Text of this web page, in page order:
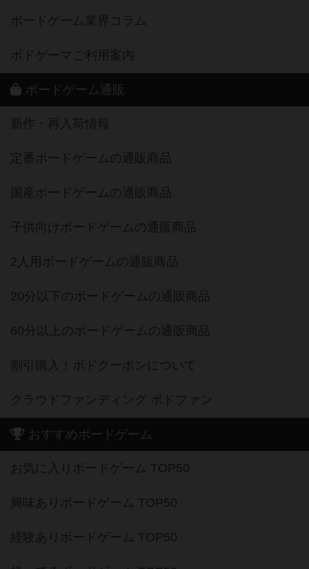
ボードゲーム業界コラム
ボドゲーマご利用案内
ボードゲーム通販
新作・再入荷情報
定番ボードゲームの通販商品
国産ボードゲームの通販商品
子供向けボードゲームの通販商品
2人用ボードゲームの通販商品
20分以下のボードゲームの通販商品
60分以上のボードゲームの通販商品
割引購入！ボドクーポンについて
クラウドファンディング ボドファン
おすすめボードゲーム
お気に入りボードゲーム TOP50
興味ありボードゲーム TOP50
経験ありボードゲーム TOP50